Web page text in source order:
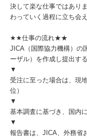
決して楽な仕事ではあり
わっていく過程に立ち会
★★仕事の流れ★★
JICA（国際協力機構）の
ーザル）を作成し提出する
▼
受注に至った場合は、現
位）
▼
基本調査に基づき、国内
▼
報告書は、JICA、外務省